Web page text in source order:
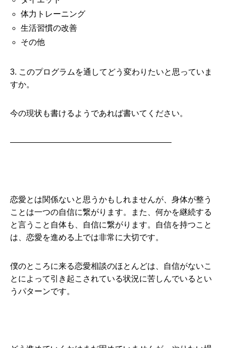
体力トレーニング
生活習慣の改善
その他
3. このプログラムを通してどう変わりたいと思っていま
すか。
今の現状も書けるようであれば書いてください。
————————————————————
恋愛とは関係ないと思うかもしれませんが、身体が整う
ことは一つの自信に繋がります。また、何かを継続する
と言うこと自体も、自信に繋がります。自信を持つこと
は、恋愛を進める上では非常に大切です。
僕のところに来る恋愛相談のほとんどは、自信がないこ
とによって引き起こされている状況に苦しんでいるとい
うパターンです。